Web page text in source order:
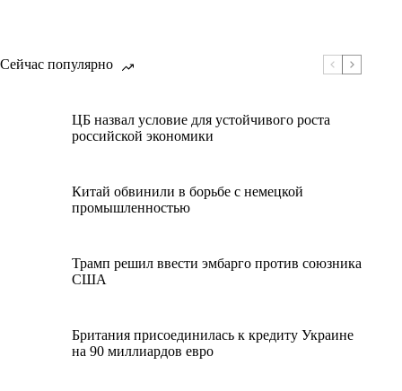
Сейчас популярно
ЦБ назвал условие для устойчивого роста
российской экономики
Китай обвинили в борьбе с немецкой
промышленностью
Трамп решил ввести эмбарго против союзника
США
Британия присоединилась к кредиту Украине
на 90 миллиардов евро